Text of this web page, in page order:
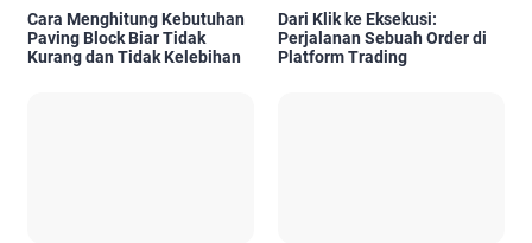
Cara Menghitung Kebutuhan
Paving Block Biar Tidak
Kurang dan Tidak Kelebihan
Dari Klik ke Eksekusi:
Perjalanan Sebuah Order di
Platform Trading